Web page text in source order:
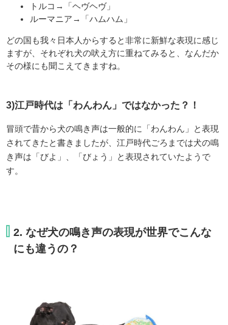
トルコ→「ヘヴヘヴ」
ルーマニア→「ハムハム」
どの国も我々日本人からすると非常に新鮮な表現に感じ
ますが、それぞれ犬の吠え方に重ねてみると、なんだか
その様にも聞こえてきますね。
3)江戸時代は「わんわん」ではなかった？！
冒頭で昔から犬の鳴き声は一般的に「わんわん」と表現
されてきたと書きましたが、江戸時代ごろまでは犬の鳴
き声は「びよ」、「びょう」と表現されていたようで
す。
2. なぜ犬の鳴き声の表現が世界でこんな
にも違うの？